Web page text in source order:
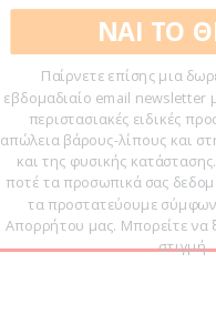
ΝΑΙ ΤΟ
Παίρνετε επίσης μια
εβδομαδιαίο email newsletter
περιστασιακές ειδικές
απώλεια βάρους-λίπους και
και της φυσικής
ποτέ τα προσωπικά σας
τα προστατεύουμε
Απορρήτου μας. Μπορείτε να
στιγμή.